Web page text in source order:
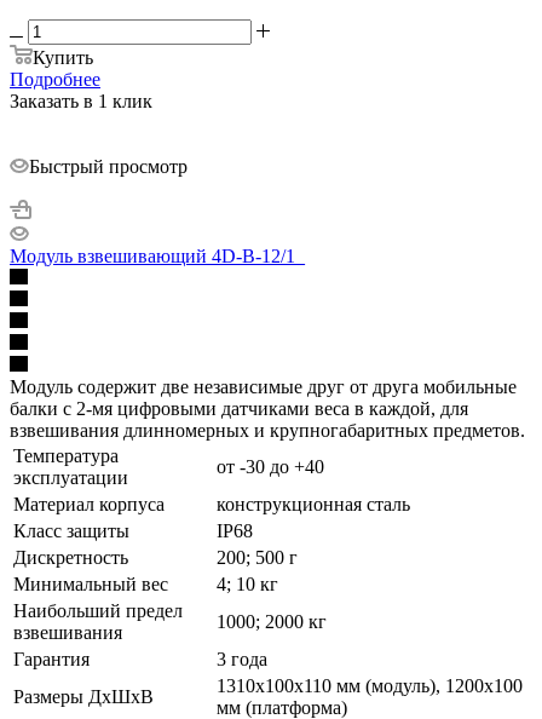
Купить
Подробнее
Заказать в 1 клик
Быстрый просмотр
Модуль взвешивающий 4D-B-12/1_
Модуль содержит две независимые друг от друга мобильные
балки с 2-мя цифровыми датчиками веса в каждой, для
взвешивания длинномерных и крупногабаритных предметов.
Температура
эксплуатации
от -30 до +40
Материал корпуса
конструкционная сталь
Класс защиты
IP68
Дискретность
200; 500 г
Минимальный вес
4; 10 кг
Наибольший предел
взвешивания
1000; 2000 кг
Гарантия
3 года
Размеры ДхШхВ
1310х100х110 мм (модуль), 1200х100
мм (платформа)